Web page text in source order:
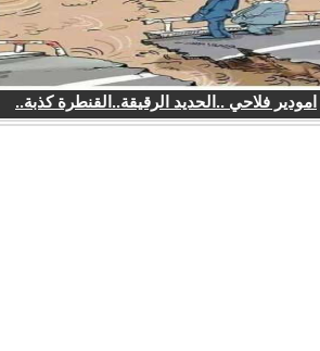
امودير فلاحي ..الحديد الرقيقة..القنطرة كذبة..